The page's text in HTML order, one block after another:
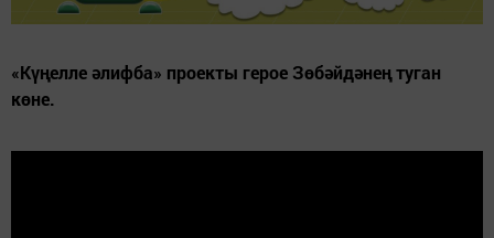
«Күңелле әлифба» проекты герое Зөбәйдәнең туган
көне.